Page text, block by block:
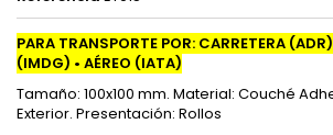
PARA TRANSPORTE POR: CARRETERA
(IMDG) • AÉREO (IATA)
Tamaño: 100x100 mm. Material: Couché
Exterior. Presentación: Rollos